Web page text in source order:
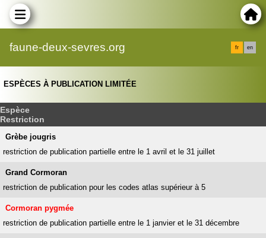
faune-deux-sevres.org fr en
ESPÈCES À PUBLICATION LIMITÉE
Espèce
Restriction
Grèbe jougris
restriction de publication partielle entre le 1 avril et le 31 juillet
Grand Cormoran
restriction de publication pour les codes atlas supérieur à 5
Cormoran pygmée
restriction de publication partielle entre le 1 janvier et le 31 décembre